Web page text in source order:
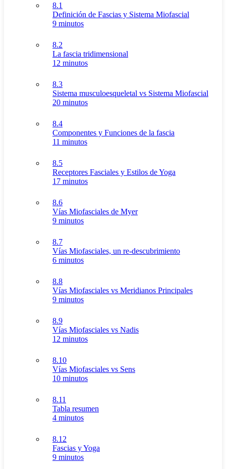
8.1
Definición de Fascias y Sistema Miofascial
9 minutos
8.2
La fascia tridimensional
12 minutos
8.3
Sistema musculoesqueletal vs Sistema Miofascial
20 minutos
8.4
Componentes y Funciones de la fascia
11 minutos
8.5
Receptores Fasciales y Estilos de Yoga
17 minutos
8.6
Vías Miofasciales de Myer
9 minutos
8.7
Vías Miofasciales, un re-descubrimiento
6 minutos
8.8
Vías Miofasciales vs Meridianos Principales
9 minutos
8.9
Vías Miofasciales vs Nadis
12 minutos
8.10
Vías Miofasciales vs Sens
10 minutos
8.11
Tabla resumen
4 minutos
8.12
Fascias y Yoga
9 minutos